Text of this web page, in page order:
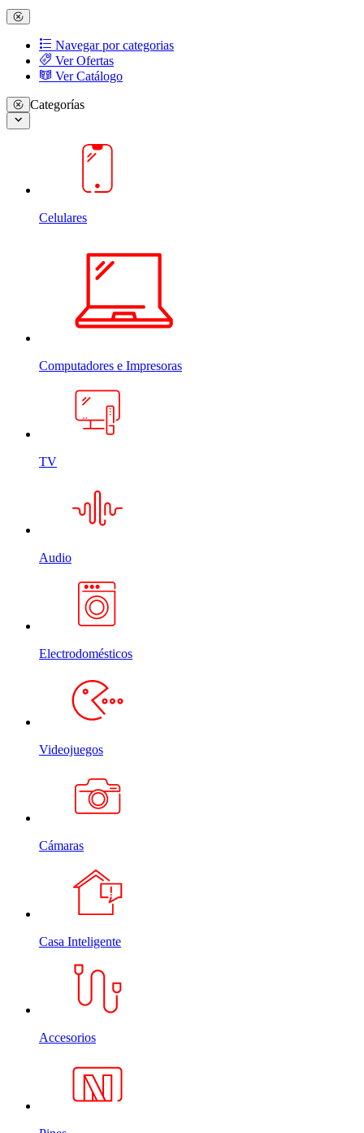
Navegar por categorias
Ver Ofertas
Ver Catálogo
Categorías
Celulares
Computadores e Impresoras
TV
Audio
Electrodomésticos
Videojuegos
Cámaras
Casa Inteligente
Accesorios